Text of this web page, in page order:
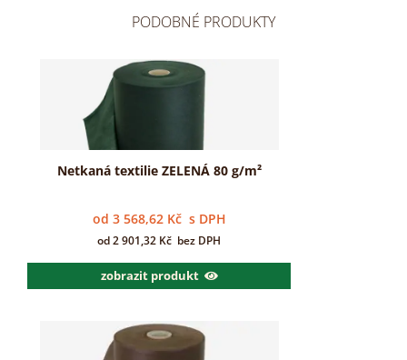
PODOBNÉ PRODUKTY
Netkaná textilie ZELENÁ 80 g/m²
od 3 568,62 Kč s DPH
od2 901,32 Kč bez DPH
zobrazit produkt